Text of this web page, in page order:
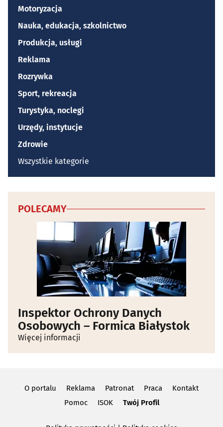
Motoryzacja
Nauka, edukacja, szkolnictwo
Produkcja, usługi
Reklama
Rozrywka
Sport, rekreacja
Turystyka, noclegi
Urzędy, instytucje
Zdrowie
Wszystkie kategorie
POLECAMY
Inspektor Ochrony Danych
Osobowych – Formica Białystok
Więcej informacji
O portalu Reklama Patronat Praca
Kontakt
Pomoc
ISOK Twój Profil